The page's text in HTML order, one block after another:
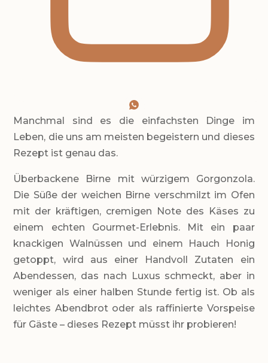
Manchmal sind es die einfachsten Dinge im
Leben, die uns am meisten begeistern und dieses
Rezept ist genau das.
Überbackene Birne mit würzigem Gorgonzola.
Die Süße der weichen Birne verschmilzt im Ofen
mit der kräftigen, cremigen Note des Käses zu
einem echten Gourmet-Erlebnis. Mit ein paar
knackigen Walnüssen und einem Hauch Honig
getoppt, wird aus einer Handvoll Zutaten ein
Abendessen, das nach Luxus schmeckt, aber in
weniger als einer halben Stunde fertig ist. Ob als
leichtes Abendbrot oder als raffinierte Vorspeise
für Gäste – dieses Rezept müsst ihr probieren!